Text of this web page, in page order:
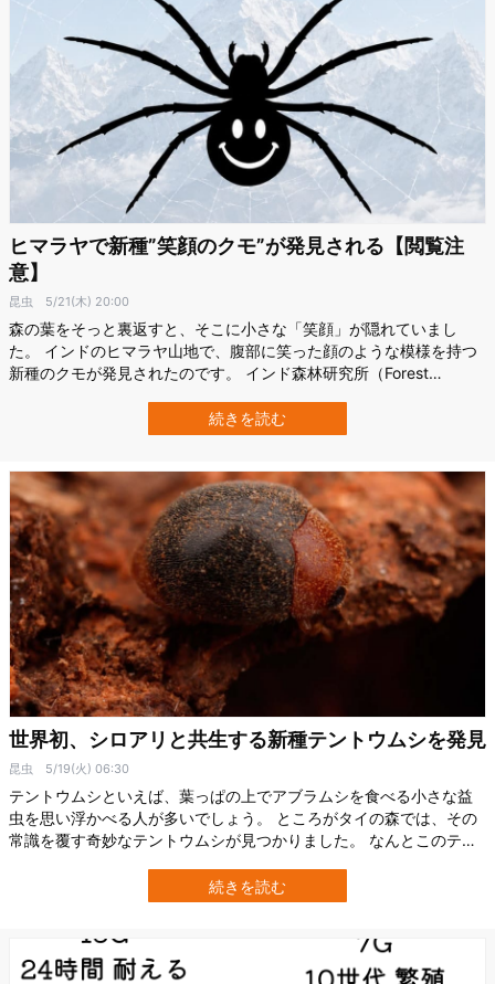
ヒマラヤで新種”笑顔のクモ”が発見される【閲覧注
意】
昆虫 5/21(木) 20:00
森の葉をそっと裏返すと、そこに小さな「笑顔」が隠れていまし
た。 インドのヒマラヤ山地で、腹部に笑った顔のような模様を持つ
新種のクモが発見されたのです。 インド森林研究所（Forest
himalayana と命名。。 しかも調査された個体からは、32種類もの
模様のバリエーションが記録されました。 研究の詳細は20…
続きを読む
世界初、シロアリと共生する新種テントウムシを発見
昆虫 5/19(火) 06:30
テントウムシといえば、葉っぱの上でアブラムシを食べる小さな益
虫を思い浮かべる人が多いでしょう。 ところがタイの森では、その
常識を覆す奇妙なテントウムシが見つかりました。 なんとこのテン
の幼虫は、普通のテントウムシの幼虫とは似ても似つかない、白く
丸い「シロアリそっくり」の姿をしていました。 九州大学の研究チ
続きを読む